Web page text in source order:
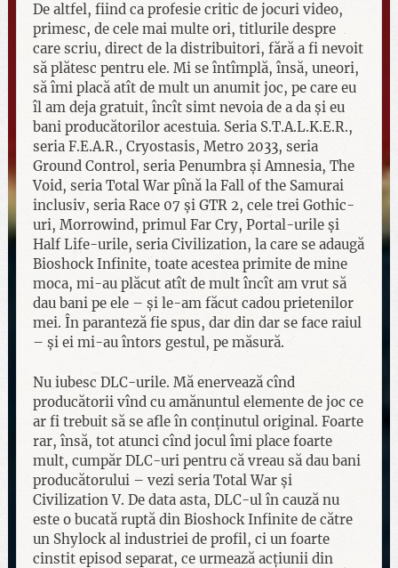
De altfel, fiind ca profesie critic de jocuri video,
primesc, de cele mai multe ori, titlurile despre
care scriu, direct de la distribuitori, fără a fi nevoit
să plătesc pentru ele. Mi se întîmplă, însă, uneori,
să îmi placă atît de mult un anumit joc, pe care eu
îl am deja gratuit, încît simt nevoia de a da și eu
bani producătorilor acestuia. Seria S.T.A.L.K.E.R.,
seria F.E.A.R., Cryostasis, Metro 2033, seria
Ground Control, seria Penumbra și Amnesia, The
Void, seria Total War pînă la Fall of the Samurai
inclusiv, seria Race 07 și GTR 2, cele trei Gothic-
uri, Morrowind, primul Far Cry, Portal-urile și
Half Life-urile, seria Civilization, la care se adaugă
Bioshock Infinite, toate acestea primite de mine
moca, mi-au plăcut atît de mult încît am vrut să
dau bani pe ele – și le-am făcut cadou prietenilor
mei. În paranteză fie spus, dar din dar se face raiul
– și ei mi-au întors gestul, pe măsură.
Nu iubesc DLC-urile. Mă enervează cînd
producătorii vînd cu amănuntul elemente de joc ce
ar fi trebuit să se afle în conținutul original. Foarte
rar, însă, tot atunci cînd jocul îmi place foarte
mult, cumpăr DLC-uri pentru că vreau să dau bani
producătorului – vezi seria Total War și
Civilization V. De data asta, DLC-ul în cauză nu
este o bucată ruptă din Bioshock Infinite de către
un Shylock al industriei de profil, ci un foarte
cinstit episod separat, ce urmează acțiunii din